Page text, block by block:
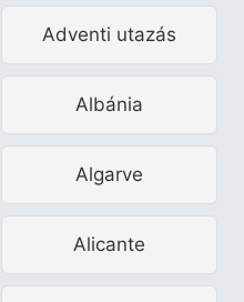
Adventi utazás
Albánia
Algarve
Alicante